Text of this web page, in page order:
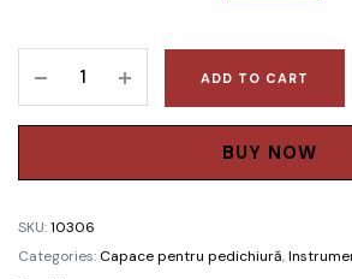
monoomker
quantity
ADD TO CART
BUY NOW
SKU:10306
Categories: Capace pentru pedichiură,